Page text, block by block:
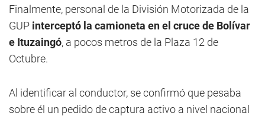
Finalmente, personal de la División Motorizada de la
GUP interceptó la camioneta en el cruce de Bolívar
e Ituzaingó, a pocos metros de la Plaza 12 de
Octubre.
Al identificar al conductor, se confirmó que pesaba
sobre él un pedido de captura activo a nivel nacional